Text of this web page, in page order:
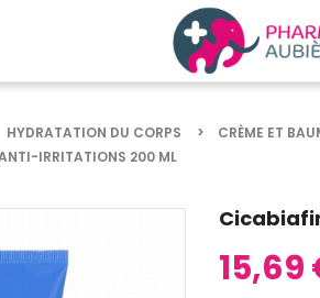
HYDRATATION DU CORPS
CRÈME ET
IRRITATIONS 200 ML
15,69